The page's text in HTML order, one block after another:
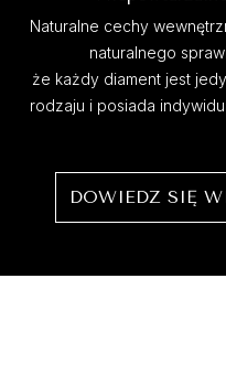
Naturalne cechy
naturalnego
że każdy diament jest
rodzaju i posiada
DOWIEDZ SIĘ